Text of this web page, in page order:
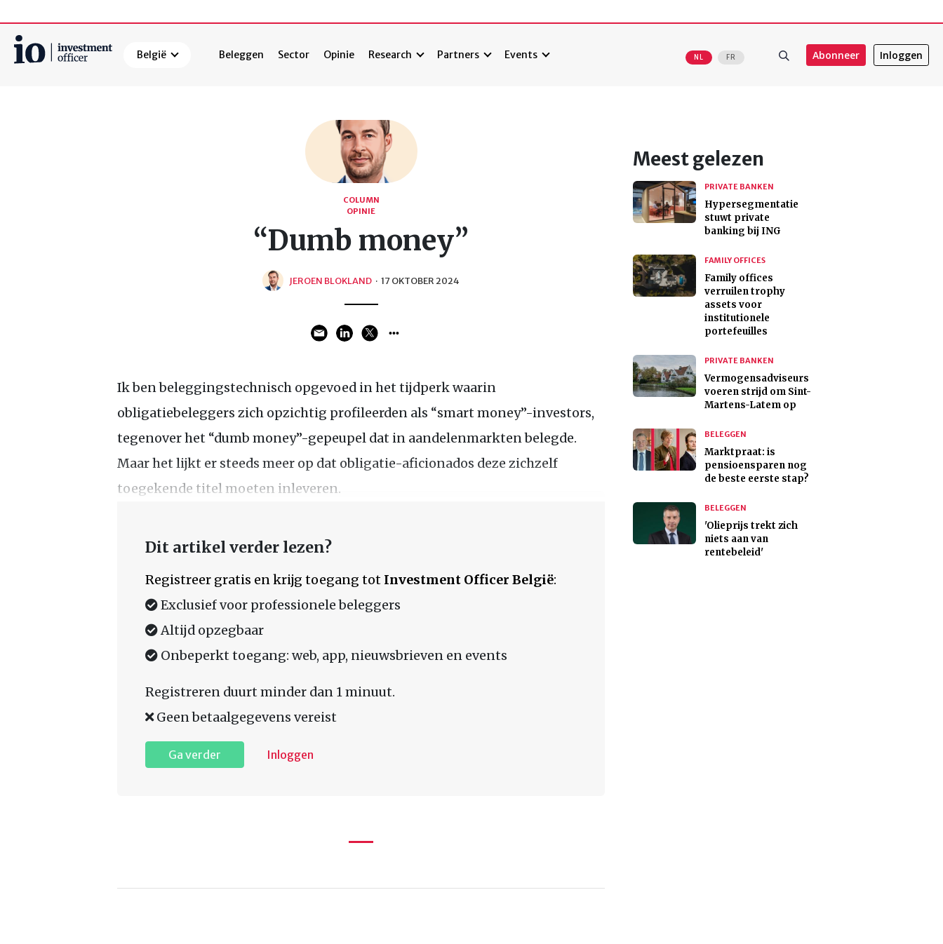
België Beleggen Sector Opinie Research Partners Events NL FR Abonneer Inloggen
COLUMN
OPINIE
“Dumb money”
JEROEN BLOKLAND · 17 OKTOBER 2024
Ik ben beleggingstechnisch opgevoed in het tijdperk waarin
obligatiebeleggers zich opzichtig profileerden als “smart money”-investors,
tegenover het “dumb money”-gepeupel dat in aandelenmarkten belegde.
Maar het lijkt er steeds meer op dat obligatie-aficionados deze zichzelf
toegekende titel moeten inleveren.
Dit artikel verder lezen?
Registreer gratis en krijg toegang tot Investment Officer België:
Exclusief voor professionele beleggers
Altijd opzegbaar
Onbeperkt toegang: web, app, nieuwsbrieven en events
Registreren duurt minder dan 1 minuut.
Geen betaalgegevens vereist
Ga verder Inloggen
Meest gelezen
PRIVATE BANKEN
Hypersegmentatie
stuwt private
banking bij ING
FAMILY OFFICES
Family offices
verruilen trophy
assets voor
institutionele
portefeuilles
PRIVATE BANKEN
Vermogensadviseurs
voeren strijd om Sint-
Martens-Latem op
BELEGGEN
Marktpraat: is
pensioensparen nog
de beste eerste stap?
BELEGGEN
'Olieprijs trekt zich
niets aan van
rentebeleid'